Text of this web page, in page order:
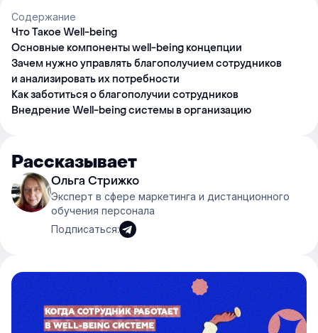
Содержание
Что Такое Well-being
Основные компоненты well-being концепции
Зачем нужно управлять благополучием сотрудников
и анализировать их потребности
Как заботиться о благополучии сотрудников
Внедрение Well-being системы в организацию
Рассказывает
Ольга Стрижко
Эксперт в сфере маркетинга и дистанционного
обучения персонала
Подписаться: